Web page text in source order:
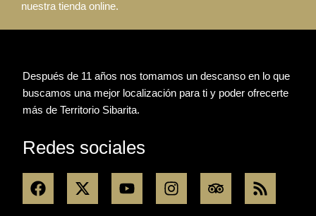
nuestra tienda online.
Después de 11 años nos tomamos un descanso en lo que
buscamos una mejor localización para ti y poder ofrecerte
más de Territorio Sibarita.
Redes sociales
F
a
X
-
Y
o
I
n
T
r
R
s